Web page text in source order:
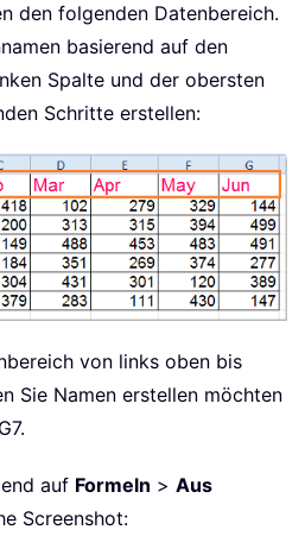
den folgenden Datenbereich.
basierend auf den
Spalte und der obersten
Schritte erstellen:
von links oben bis
Sie Namen erstellen möchten
auf Formeln > Aus
Screenshot: